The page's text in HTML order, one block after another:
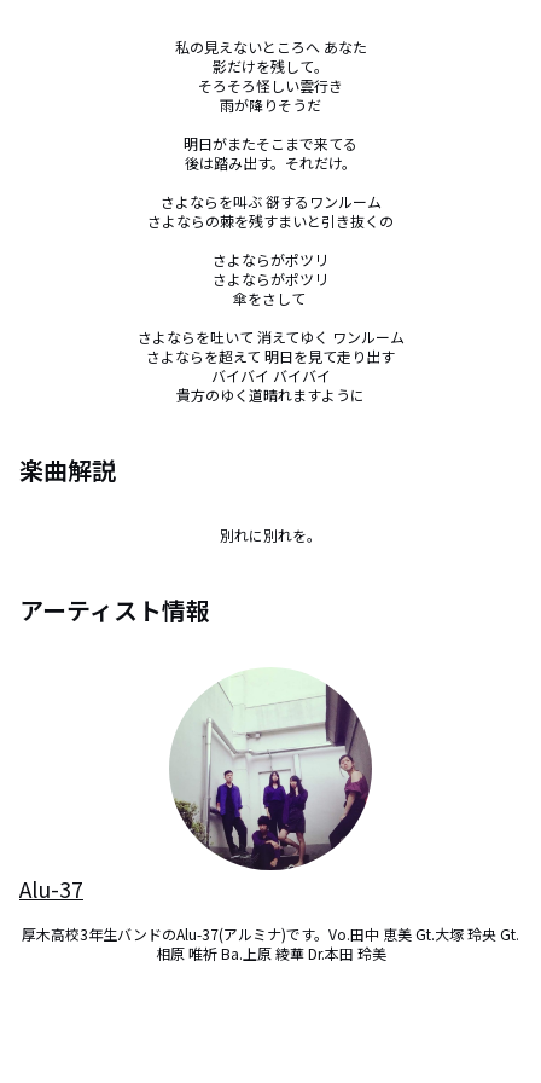
私の見えないところへ あなた
影だけを残して。
そろそろ怪しい雲行き
雨が降りそうだ
明日がまたそこまで来てる
後は踏み出す。それだけ。
さよならを叫ぶ 谺するワンルーム
さよならの棘を残すまいと引き抜くの
さよならがポツリ
さよならがポツリ
傘をさして
さよならを吐いて 消えてゆく ワンルーム
さよならを超えて 明日を見て走り出す
バイバイ バイバイ
貴方のゆく道晴れますように
楽曲解説
別れに別れを。
アーティスト情報
Alu-37
厚木高校3年生バンドのAlu-37(アルミナ)です。Vo.田中 恵美 Gt.大塚 玲央 Gt.
相原 唯祈 Ba.上原 綾華 Dr.本田 玲美